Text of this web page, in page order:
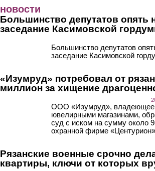
новости
Большинство депутатов опять
заседание Касимовской
Большинство депутатов
заседание Касимовской
«Изумруд» потребовал от
миллион за хищение
ООО «Изумруд»,
ювелирными магазинами,
суд с иском на сумму около
охранной фирме
Рязанские военные срочно
квартиры, ключи от которых